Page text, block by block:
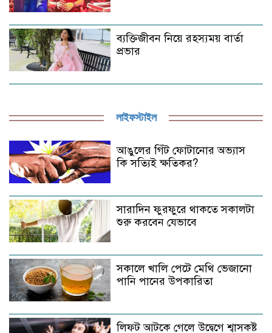
ব্যক্তিজীবন নিয়ে রহস্যময় বার্তা
প্রভার
লাইফস্টাইল
আঙুলের গিঁট ফোটানোর অভ্যাস
কি সত্যিই ক্ষতিকর?
সারাদিন ফুরফুরে থাকতে সকালটা
শুরু করবেন যেভাবে
সকালে খালি পেটে মেথি ভেজানো
পানি পানের উপকারিতা
লিফট আটকে গেলে উদ্বেগে শ্বাসকষ্ট